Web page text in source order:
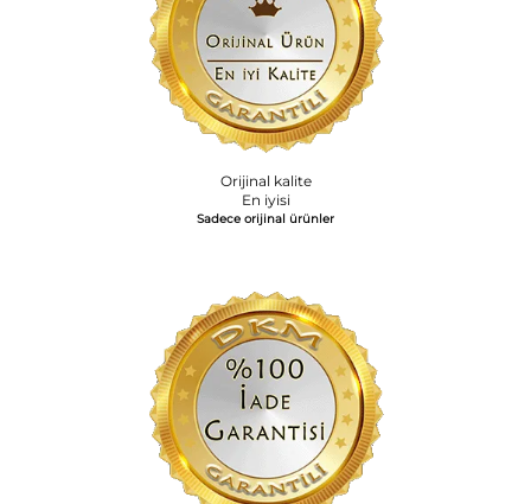
Orijinal kalite
En iyisi
Sadece orijinal ürünler